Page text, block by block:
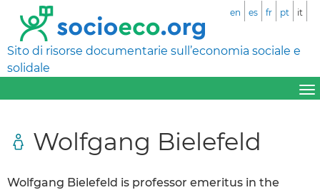
Sito di risorse documentarie sull’economia sociale e
solidale
en es fr pt it
Wolfgang Bielefeld
Wolfgang Bielefeld is professor emeritus in the